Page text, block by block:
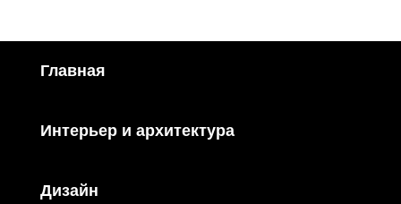
Главная
Интерьер и архитектура
Дизайн